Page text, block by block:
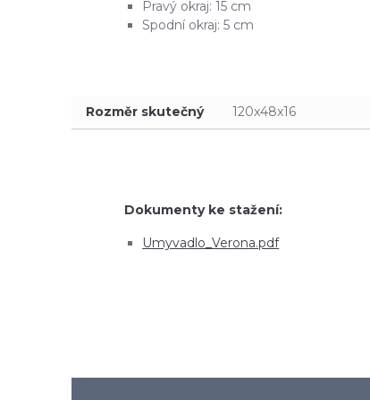
Pravý okraj: 15 cm
Spodní okraj: 5 cm
Rozměr skutečný 120x48x16
Dokumenty ke stažení:
Umyvadlo_Verona.pdf